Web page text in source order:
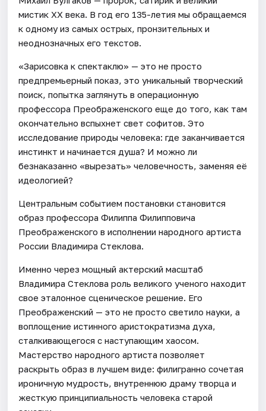
мистик XX века. В год его 135-летия мы обращаемся
к одному из самых острых, пронзительных и
неоднозначных его текстов.
«Зарисовка к спектаклю» — это не просто
предпремьерный показ, это уникальный творческий
поиск, попытка заглянуть в операционную
профессора Преображенского еще до того, как там
окончательно вспыхнет свет софитов. Это
исследование природы человека: где заканчивается
инстинкт и начинается душа? И можно ли
безнаказанно «вырезать» человечность, заменяя её
идеологией?
Центральным событием постановки становится
образ профессора Филиппа Филипповича
Преображенского в исполнении народного артиста
России Владимира Стеклова.
Именно через мощный актерский масштаб
Владимира Стеклова роль великого ученого находит
свое эталонное сценическое решение. Его
Преображенский — это не просто светило науки, а
воплощение истинного аристократизма духа,
сталкивающегося с наступающим хаосом.
Мастерство народного артиста позволяет
раскрыть образ в лучшем виде: филигранно сочетая
ироничную мудрость, внутреннюю драму творца и
жесткую принципиальность человека старой